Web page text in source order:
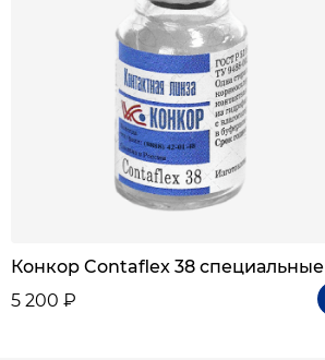
Конкор Contaflex 38 специальные
5 200 ₽